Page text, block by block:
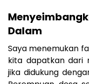
Dalam
Saya menemukan
kita dapatkan dari
jika didukung